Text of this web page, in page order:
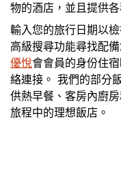
物的酒店，並且提供
輸入您的旅行日期以
高級搜尋功能尋找配
優悅會會員的身份住
絡連接。 我們的部分
供熱早餐、客房內廚
旅程中的理想飯店。